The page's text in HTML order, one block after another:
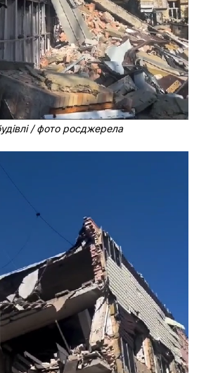
/ фото росджерела